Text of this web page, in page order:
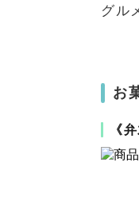
グル
お
《